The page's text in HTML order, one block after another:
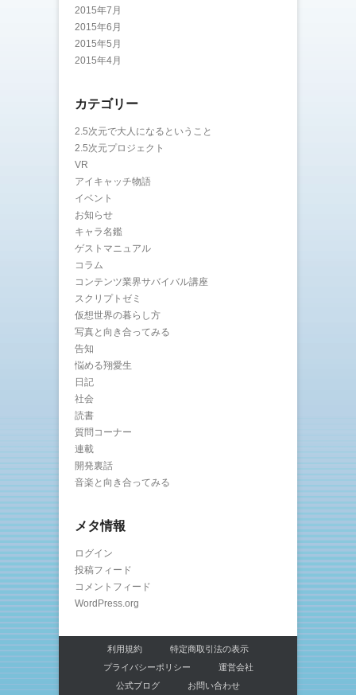
2015年7月
2015年6月
2015年5月
2015年4月
カテゴリー
2.5次元で大人になるということ
2.5次元プロジェクト
VR
アイキャッチ物語
イベント
お知らせ
キャラ名鑑
ゲストマニュアル
コラム
コンテンツ業界サバイバル講座
スクリプトゼミ
仮想世界の暮らし方
写真と向き合ってみる
告知
悩める翔愛生
日記
社会
読書
質問コーナー
連載
開発裏話
音楽と向き合ってみる
メタ情報
ログイン
投稿フィード
コメントフィード
WordPress.org
利用規約
特定商取引法の表示
プライバシーポリシー
運営会社
公式ブログ
お問い合わせ